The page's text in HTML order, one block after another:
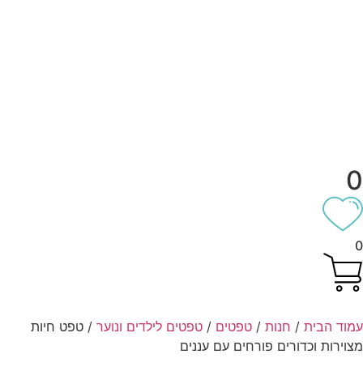
הבית/חנות/טפטים/טפטים לילדים ונוער/ טפט חיות
וכדורים פורחים עם עננים